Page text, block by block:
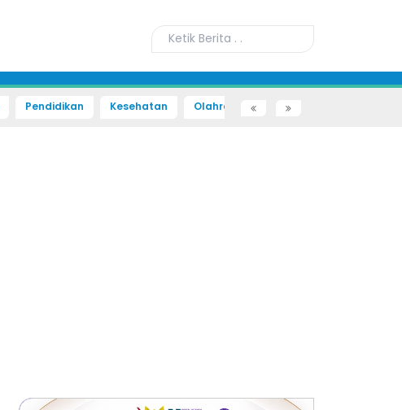
Pendidikan Kesehatan Olahraga Sains dan Teknologi